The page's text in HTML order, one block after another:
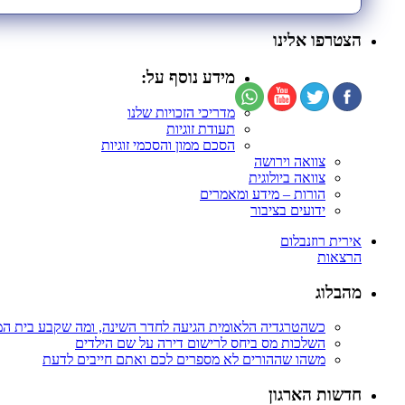
הצטרפו אלינו
מידע נוסף על:
מדריכי הזכויות שלנו
תעודת זוגיות
הסכם ממון והסכמי זוגיות
צוואה וירושה
צוואה ביולוגית
הורות – מידע ומאמרים
ידועים בציבור
אירית רוזנבלום
הרצאות
מהבלוג
כשהטרגדיה הלאומית הגיעה לחדר השינה, ומה שקבע בית
השלכות מס ביחס לרישום דירה על שם הילדים
משהו שההורים לא מספרים לכם ואתם חייבים לדעת
חדשות הארגון